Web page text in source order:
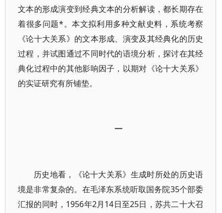
文本的形成演变到经典文本的分析解读，都长期存在
着很多问题*。本文拟利用多种文献史料，系统考察
《论十大关系》的文本形成、演变及其经典化的历史
过程，并试图通过不同时代的语境分析，探讨在其经
典化过程中的其他影响因子，以期对《论十大关系》
的实证研究有所铺垫。
一
历史地看，《论十大关系》生成时所处的历史语
境是非常复杂的。在毛泽东系统听取国务院35个部委
汇报的同时，1956年2月14日至25日，苏共二十大召